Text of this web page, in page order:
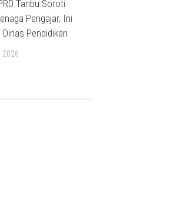
Tanbu Soroti
Pengajar, Ini
Pendidikan
2026